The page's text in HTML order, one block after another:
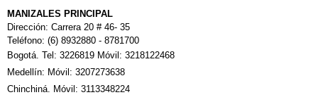
Calendario Tributario
Sudoku
MANIZALES PRINCIPAL
Dirección: Carrera 20 # 46- 35
Teléfono: (6) 8932880 - 8781700
Bogotá. Tel: 3226819 Móvil: 3218122468
Medellín: Móvil: 3207273638
Chinchiná. Móvil: 3113348224